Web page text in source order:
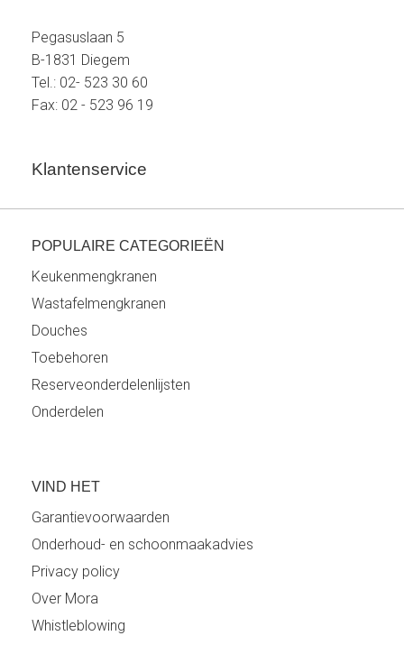
Pegasuslaan 5
B-1831 Diegem
Tel.: 02- 523 30 60
Fax: 02 - 523 96 19
Klantenservice
POPULAIRE CATEGORIEËN
Keukenmengkranen
Wastafelmengkranen
Douches
Toebehoren
Reserveonderdelenlijsten
Onderdelen
VIND HET
Garantievoorwaarden
Onderhoud- en schoonmaakadvies
Privacy policy
Over Mora
Whistleblowing